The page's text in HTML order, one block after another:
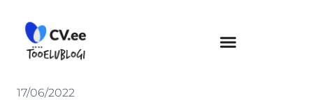
content
17/06/2022